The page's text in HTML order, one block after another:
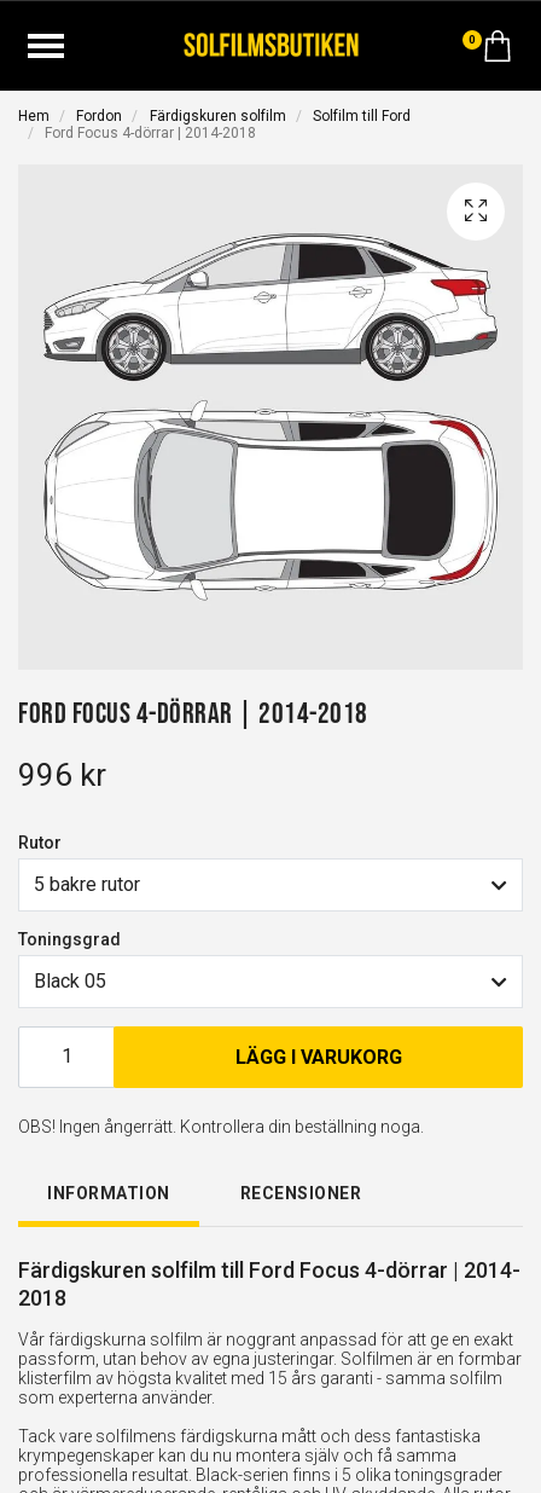
0
Hem Fordon Färdigskuren solfilm
Solfilm till Ford
Ford Focus 4-dörrar | 2014-2018
Ford Focus 4-dörrar | 2014-2018
996 kr
Rutor
5 bakre rutor
Toningsgrad
Black 05
LÄGG I VARUKORG
OBS! Ingen ångerrätt. Kontrollera din beställning noga.
INFORMATION RECENSIONER
Färdigskuren solfilm till Ford Focus 4-dörrar | 2014-
2018
Vår färdigskurna solfilm är noggrant anpassad för att ge en exakt
passform, utan behov av egna justeringar. Solfilmen är en formbar
klisterfilm av högsta kvalitet med 15 års garanti - samma solfilm
som experterna använder.
Tack vare solfilmens färdigskurna mått och dess fantastiska
krympegenskaper kan du nu montera själv och få samma
professionella resultat. Black-serien finns i 5 olika toningsgrader